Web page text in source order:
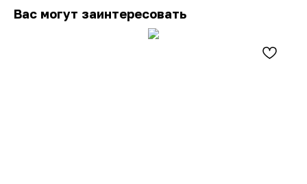
Вас могут заинтересовать